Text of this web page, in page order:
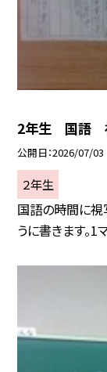
2年生 国語
公開日 2026/07/03
２年生
国語の時間に視
うに書きます。1